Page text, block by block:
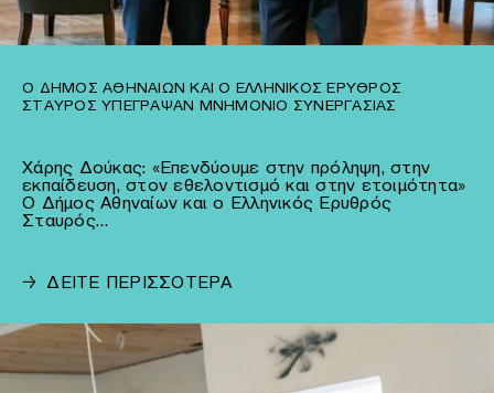
Ο ΔΉΜΟΣ ΑΘΗΝΑΊΩΝ ΚΑΙ Ο ΕΛΛΗΝΙΚΌΣ ΕΡΥΘΡΌΣ
ΣΤΑΥΡΌΣ ΥΠΈΓΡΑΨΑΝ ΜΝΗΜΌΝΙΟ ΣΥΝΕΡΓΑΣΊΑΣ
Χάρης Δούκας: «Επενδύουμε στην πρόληψη, στην
εκπαίδευση, στον εθελοντισμό και στην ετοιμότητα»
Ο Δήμος Αθηναίων και ο Ελληνικός Ερυθρός
Σταυρός…
→ ΔΕΙΤΕ ΠΕΡΙΣΣΟΤΕΡΑ